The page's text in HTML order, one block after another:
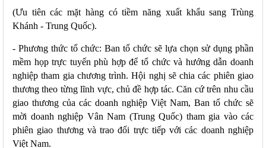
(Ưu tiên các mặt hàng có tiềm năng xuất khẩu sang Trùng
Khánh - Trung Quốc).
- Phương thức tổ chức: Ban tổ chức sẽ lựa chọn sử dụng phần
mềm họp trực tuyến phù hợp để tổ chức và hướng dẫn doanh
nghiệp tham gia chương trình. Hội nghị sẽ chia các phiên giao
thương theo từng lĩnh vực, chủ đề hợp tác. Căn cứ trên nhu cầu
giao thương của các doanh nghiệp Việt Nam, Ban tổ chức sẽ
mời doanh nghiệp Vân Nam (Trung Quốc) tham gia vào các
phiên giao thương và trao đổi trực tiếp với các doanh nghiệp
Việt Nam.